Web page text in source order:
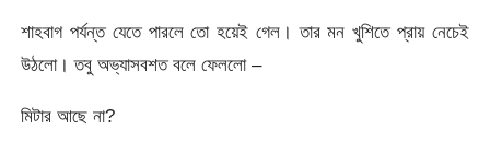
শাহবাগ পর্যন্ত যেতে পারলে তো হয়েই গেল। তার মন খুশিতে প্রায় নেচেই
উঠলো। তবু অভ্যাসবশত বলে ফেললো –
মিটার আছে না?